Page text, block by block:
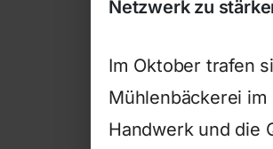
Netzwerk zu
Im Oktober trafen
Mühlenbäckerei
Handwerk und die